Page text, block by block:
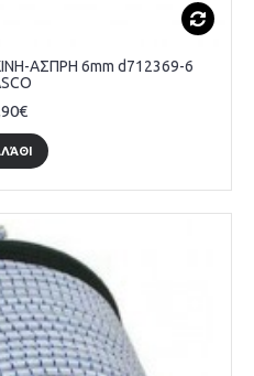
ΑΣΠΡΗ 6mm d712369-6